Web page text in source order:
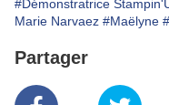
#Démonstratrice
Marie Narvaez #Maëlyne
Partager